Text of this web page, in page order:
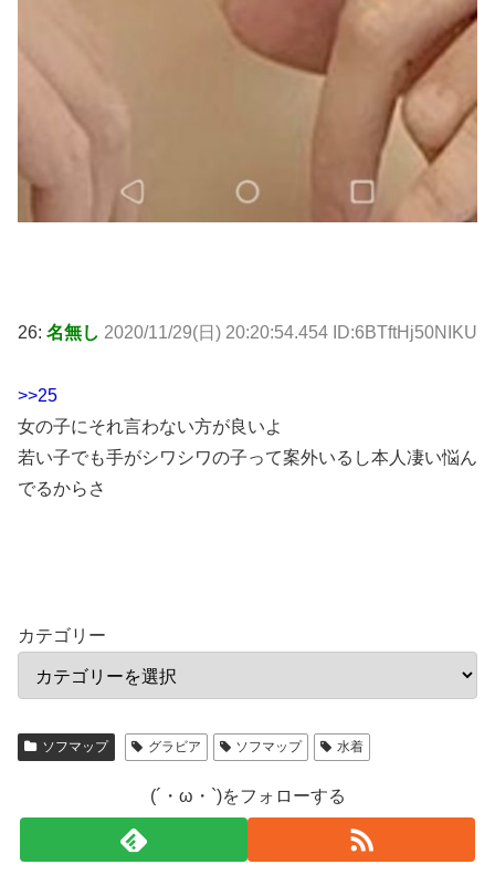
26: 名無し 2020/11/29(日) 20:20:54.454 ID:6BTftHj50NIKU
>>25
女の子にそれ言わない方が良いよ
若い子でも手がシワシワの子って案外いるし本人凄い悩ん
でるからさ
カテゴリー
ソフマップ グラビア ソフマップ 水着
(´・ω・`)をフォローする